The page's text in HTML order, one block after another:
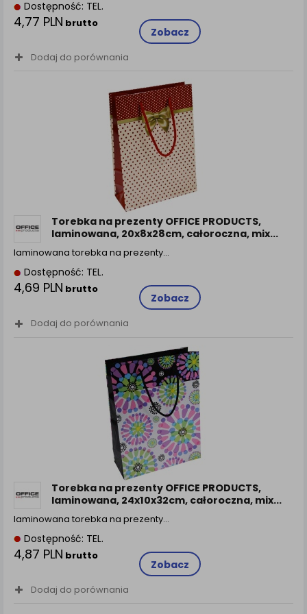
Dostępność: TEL.
4,77 PLN brutto
Zobacz
Dodaj do porównania
Torebka na prezenty OFFICE PRODUCTS,
laminowana, 20x8x28cm, całoroczna, mix...
laminowana torebka na prezenty…
Dostępność: TEL.
4,69 PLN brutto
Zobacz
Dodaj do porównania
Torebka na prezenty OFFICE PRODUCTS,
laminowana, 24x10x32cm, całoroczna, mix...
laminowana torebka na prezenty…
Dostępność: TEL.
4,87 PLN brutto
Zobacz
Dodaj do porównania